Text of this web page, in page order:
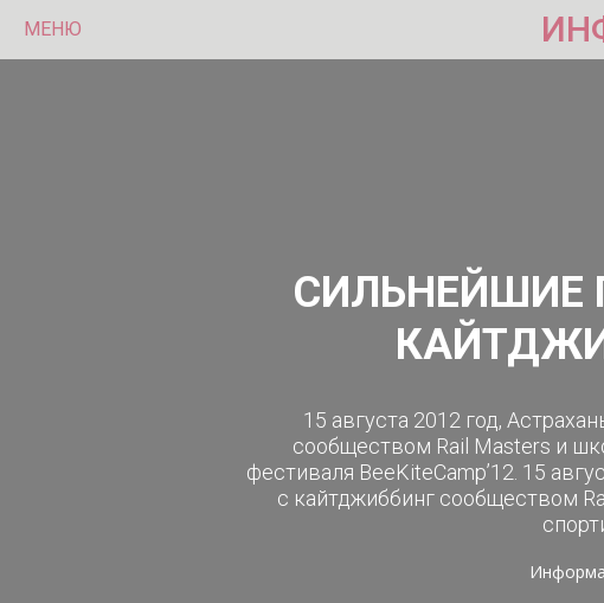
МЕНЮ
СИЛЬНЕЙШИЕ
15 августа 2012 год,
сообществом Rail Masters и
фестиваля BeeKiteCamp’12. 15
с кайтджиббинг сообществом